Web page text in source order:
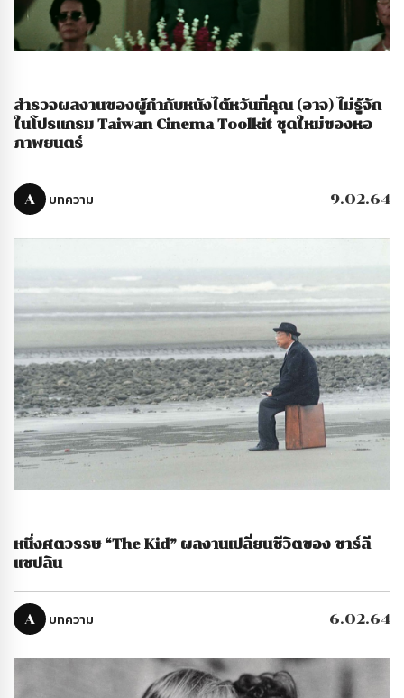
สำรวจผลงานของผู้กำกับหนังไต้หวันที่คุณ (อาจ) ไม่รู้จัก
ในโปรแกรม Taiwan Cinema Toolkit ชุดใหม่ของหอ
ภาพยนตร์
A บทความ 9.02.64
หนึ่งศตวรรษ “The Kid” ผลงานเปลี่ยนชีวิตของ ชาร์ลี
แชปลิน
A บทความ 6.02.64